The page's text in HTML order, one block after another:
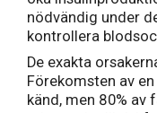
nödvändig under
kontrollera
De exakta
Förekomsten av
känd, men 80% av